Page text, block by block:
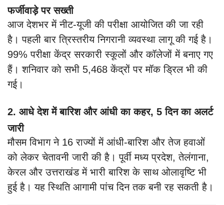
फर्जीवाड़े पर सख्ती
आज देशभर में नीट-यूजी की परीक्षा आयोजित की जा रही
है। पहली बार त्रिस्तरीय निगरानी व्यवस्था लागू की गई है।
99% परीक्षा केंद्र सरकारी स्कूलों और कॉलेजों में बनाए गए
हैं। शनिवार को सभी 5,468 केंद्रों पर मॉक ड्रिल भी की
गई।
2. आधे देश में बारिश और आंधी का कहर, 5 दिन का अलर्ट
जारी
मौसम विभाग ने 16 राज्यों में आंधी-बारिश और तेज हवाओं
को लेकर चेतावनी जारी की है। पूर्वी मध्य प्रदेश, तेलंगाना,
केरल और उत्तराखंड में भारी बारिश के साथ ओलावृष्टि भी
हुई है। यह स्थिति आगामी पांच दिन तक बनी रह सकती है।